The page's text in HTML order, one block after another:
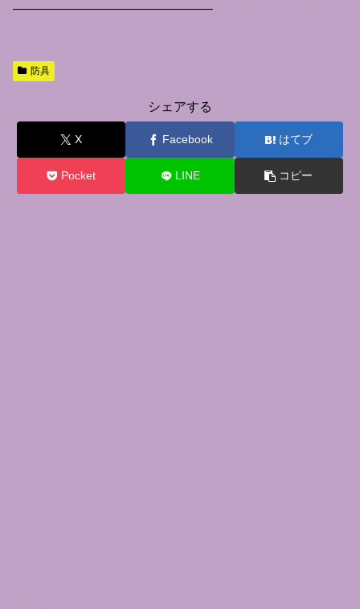
———————————————–
防具
シェアする
X Facebook はてブ
Pocket LINE コピー